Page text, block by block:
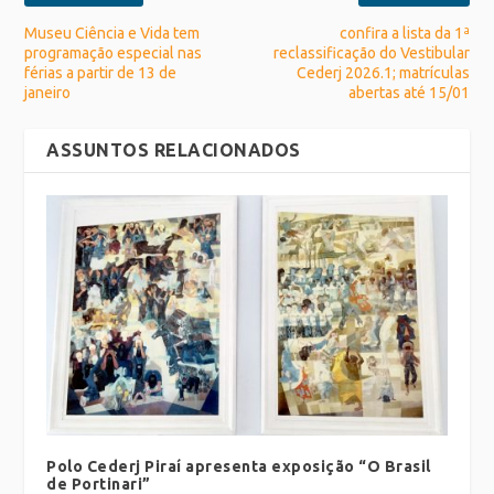
Museu Ciência e Vida tem
programação especial nas
férias a partir de 13 de
janeiro
confira a lista da 1ª
reclassificação do Vestibular
Cederj 2026.1; matrículas
abertas até 15/01
ASSUNTOS RELACIONADOS
Polo Cederj Piraí apresenta exposição “O Brasil
de Portinari”